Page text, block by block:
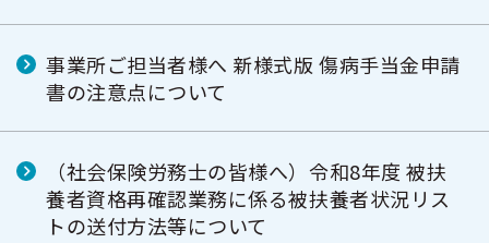
事業所ご担当者様へ 新様式版 傷病手当金申請
書の注意点について
（社会保険労務士の皆様へ）令和8年度 被扶
養者資格再確認業務に係る被扶養者状況リス
トの送付方法等について